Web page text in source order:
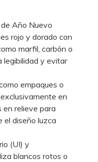
Año Nuevo
rojo y dorado con
marfil, carbón o
legibilidad y evitar
empaques o
en
en relieve para
el diseño luzca
(UI) y
blancos rotos o